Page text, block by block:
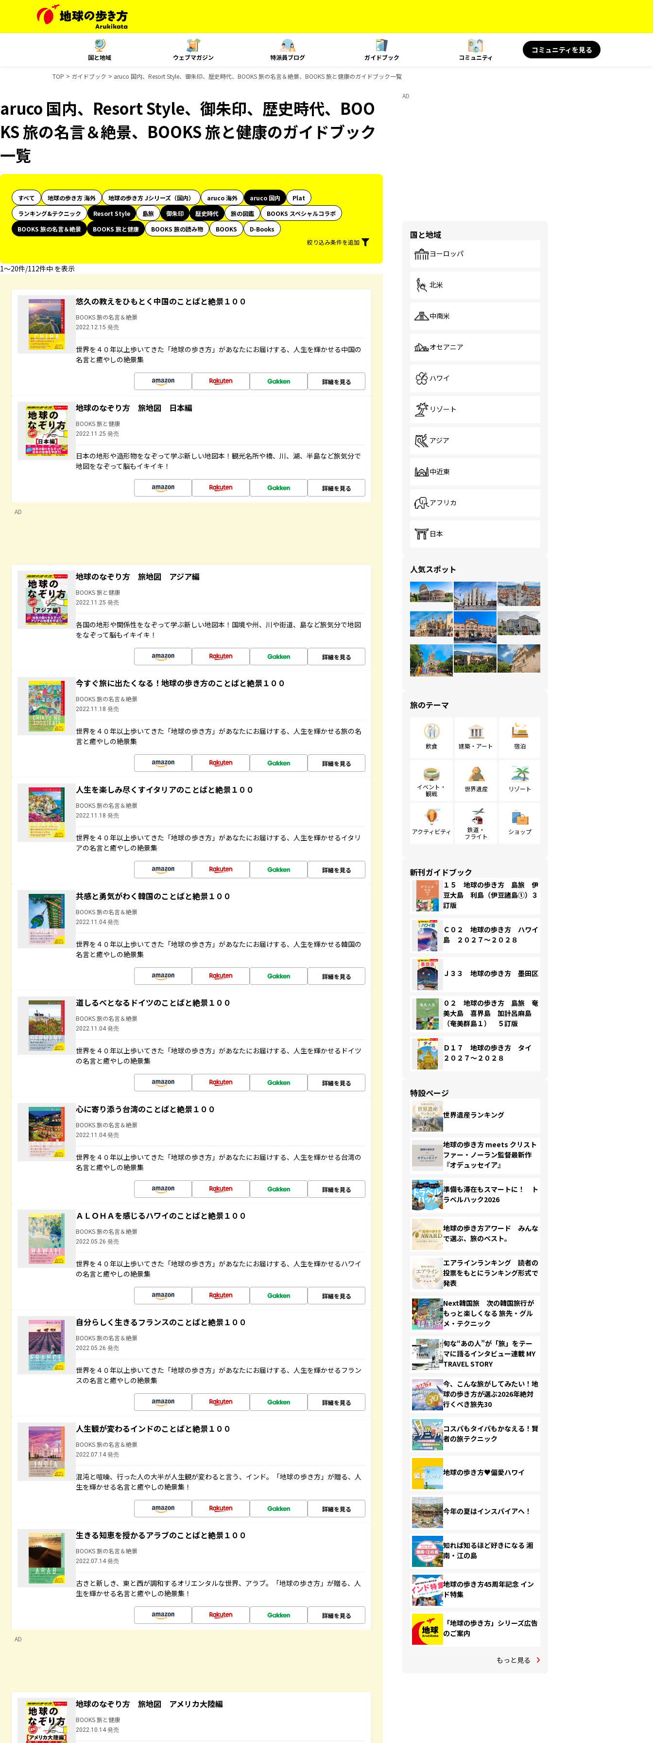
国と地域 ウェブマガジン 特派員ブログ ガイドブック コミュニティ
コミュニティを見る
TOP ガイドブック aruco 国内、Resort Style、御朱印、歴史時代、BOOKS 旅の名言＆絶景、BOOKS 旅と健康のガイドブック一覧
aruco 国内、Resort Style、御朱印、歴史時代、BOO
KS 旅の名言＆絶景、BOOKS 旅と健康のガイドブック
一覧
すべて 地球の歩き方 海外 地球の歩き方 Jシリーズ（国内） aruco 海外 aruco 国内
Plat
ランキング&テクニック
Resort Style 島旅 御朱印 歴史時代 旅の図鑑
BOOKS スペシャルコラボ
BOOKS 旅の名言＆絶景
BOOKS 旅と健康 BOOKS 旅の読み物 BOOKS
D-Books
絞り込み条件を追加
1〜20件/112件中 を表示
悠久の教えをひもとく中国のことばと絶景１００
BOOKS 旅の名言＆絶景
2022.12.15 発売
世界を４０年以上歩いてきた「地球の歩き方」があなたにお届けする、人生を輝かせる中国の
名言と癒やしの絶景集
詳細を見る
地球のなぞり方 旅地図 日本編
BOOKS 旅と健康
2022.11.25 発売
日本の地形や造形物をなぞって学ぶ新しい地図本！観光名所や橋、川、湖、半島など旅気分で
地図をなぞって脳もイキイキ！
詳細を見る
AD
地球のなぞり方 旅地図 アジア編
BOOKS 旅と健康
2022.11.25 発売
各国の地形や関係性をなぞって学ぶ新しい地図本！国境や州、川や街道、島など旅気分で地図
をなぞって脳もイキイキ！
詳細を見る
今すぐ旅に出たくなる！地球の歩き方のことばと絶景１００
BOOKS 旅の名言＆絶景
2022.11.18 発売
世界を４０年以上歩いてきた「地球の歩き方」があなたにお届けする、人生を輝かせる旅の名
言と癒やしの絶景集
詳細を見る
人生を楽しみ尽くすイタリアのことばと絶景１００
BOOKS 旅の名言＆絶景
2022.11.18 発売
世界を４０年以上歩いてきた「地球の歩き方」があなたにお届けする、人生を輝かせるイタリ
アの名言と癒やしの絶景集
詳細を見る
共感と勇気がわく韓国のことばと絶景１００
BOOKS 旅の名言＆絶景
2022.11.04 発売
世界を４０年以上歩いてきた「地球の歩き方」があなたにお届けする、人生を輝かせる韓国の
名言と癒やしの絶景集
詳細を見る
道しるべとなるドイツのことばと絶景１００
BOOKS 旅の名言＆絶景
2022.11.04 発売
世界を４０年以上歩いてきた「地球の歩き方」があなたにお届けする、人生を輝かせるドイツ
の名言と癒やしの絶景集
詳細を見る
心に寄り添う台湾のことばと絶景１００
BOOKS 旅の名言＆絶景
2022.11.04 発売
世界を４０年以上歩いてきた「地球の歩き方」があなたにお届けする、人生を輝かせる台湾の
名言と癒やしの絶景集
詳細を見る
ＡＬＯＨＡを感じるハワイのことばと絶景１００
BOOKS 旅の名言＆絶景
2022.05.26 発売
世界を４０年以上歩いてきた「地球の歩き方」があなたにお届けする、人生を輝かせるハワイ
の名言と癒やしの絶景集
詳細を見る
自分らしく生きるフランスのことばと絶景１００
BOOKS 旅の名言＆絶景
2022.05.26 発売
世界を４０年以上歩いてきた「地球の歩き方」があなたにお届けする、人生を輝かせるフラン
スの名言と癒やしの絶景集
詳細を見る
人生観が変わるインドのことばと絶景１００
BOOKS 旅の名言＆絶景
2022.07.14 発売
混沌と喧噪、行った人の大半が人生観が変わると言う、インド。「地球の歩き方」が贈る、人
生を輝かせる名言と癒やしの絶景集！
詳細を見る
生きる知恵を授かるアラブのことばと絶景１００
BOOKS 旅の名言＆絶景
2022.07.14 発売
古きと新しき、東と西が調和するオリエンタルな世界、アラブ。「地球の歩き方」が贈る、人
生を輝かせる名言と癒やしの絶景集！
詳細を見る
AD
地球のなぞり方 旅地図 アメリカ大陸編
BOOKS 旅と健康
2022.10.14 発売
AD
国と地域
ヨーロッパ
北米
中南米
オセアニア
ハワイ
リゾート
アジア
中近東
アフリカ
日本
人気スポット
旅のテーマ
飲食 建築・アート 宿泊
イベント・
観戦
世界遺産 リゾート
アクティビティ
鉄道・
フライト
ショップ
新刊ガイドブック
１５ 地球の歩き方 島旅 伊
豆大島 利島（伊豆諸島①）３
訂版
Ｃ０２ 地球の歩き方 ハワイ
島 ２０２７～２０２８
Ｊ３３ 地球の歩き方 墨田区
０２ 地球の歩き方 島旅 奄
美大島 喜界島 加計呂麻島
（奄美群島１） ５訂版
Ｄ１７ 地球の歩き方 タイ
２０２７～２０２８
特設ページ
世界遺産ランキング
地球の歩き方 meets クリスト
ファー・ノーラン監督最新作
『オデュッセイア』
準備も滞在もスマートに！ ト
ラベルハック2026
地球の歩き方アワード みんな
で選ぶ、旅のベスト。
エアラインランキング 読者の
投票をもとにランキング形式で
発表
Next韓国旅 次の韓国旅行が
もっと楽しくなる 旅先・グル
メ・テクニック
旬な“あの人”が「旅」をテー
マに語るインタビュー連載 MY
TRAVEL STORY
今、こんな旅がしてみたい！地
球の歩き方が選ぶ2026年絶対
行くべき旅先30
コスパもタイパもかなえる！賢
者の旅テクニック
地球の歩き方♥偏愛ハワイ
今年の夏はインスパイアへ！
知れば知るほど好きになる 湘
南・江の島
地球の歩き方45周年記念 イン
ド特集
「地球の歩き方」シリーズ広告
のご案内
もっと見る